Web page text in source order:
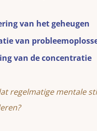
van het geheugen
van
van de concentratie
regelmatige mentale